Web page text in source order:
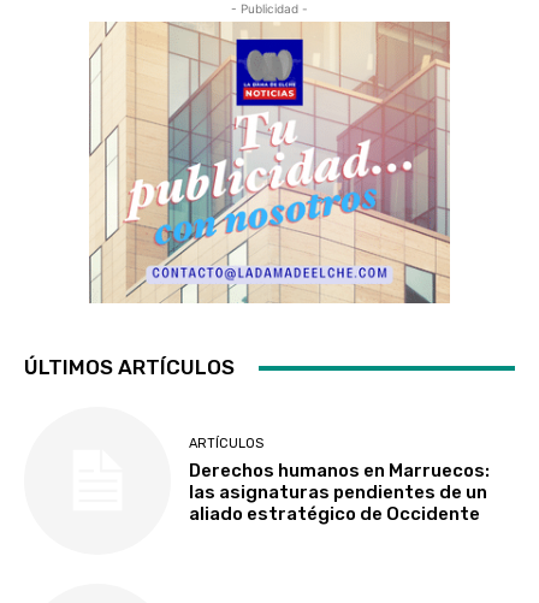
- Publicidad -
ÚLTIMOS ARTÍCULOS
ARTÍCULOS
Derechos humanos en Marruecos:
las asignaturas pendientes de un
aliado estratégico de Occidente